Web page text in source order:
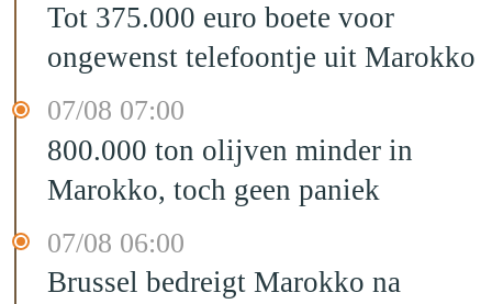
Tot 375.000 euro boete voor
ongewenst telefoontje uit Marokko
07/08 07:00
800.000 ton olijven minder in
Marokko, toch geen paniek
07/08 06:00
Brussel bedreigt Marokko na